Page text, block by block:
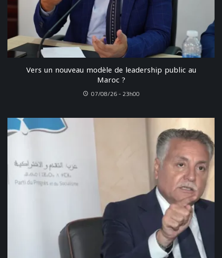
Vers un nouveau modèle de leadership public au
Maroc ?
07/08/26 - 23h00